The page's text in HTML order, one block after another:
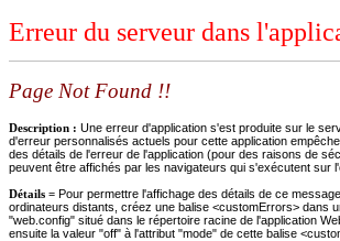
Erreur du serveur dans
Page Not Found !!
Description : Une erreur d'application s'est produite sur le
d'erreur personnalisés actuels pour cette application
des détails de l'erreur de l'application (pour des raisons de
peuvent être affichés par les navigateurs qui s'exécutent sur
Détails = Pour permettre l'affichage des détails de ce
ordinateurs distants, créez une balise <customErrors> dans
"web.config" situé dans le répertoire racine de l'application
ensuite la valeur "off" à l'attribut "mode" de cette balise